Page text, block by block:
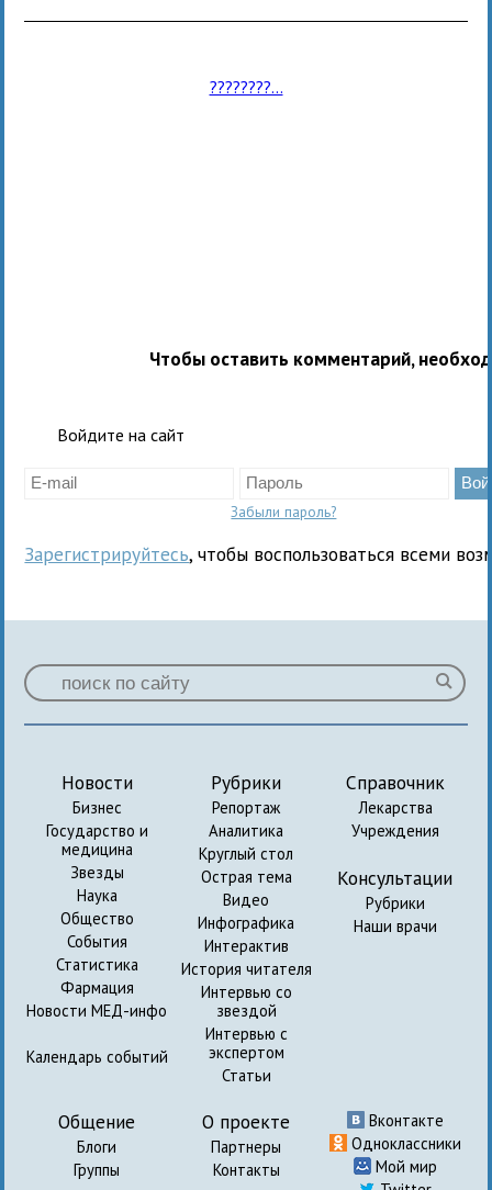
????????...
Чтобы оставить комментарий,
Войдите на сайт
Забыли пароль?
Зарегистрируйтесь, чтобы воспользоваться всеми
Новости
Бизнес
Государство и
медицина
Звезды
Наука
Общество
События
Статистика
Фармация
Новости МЕД-инфо
Календарь событий
Рубрики
Репортаж
Аналитика
Круглый стол
Острая тема
Видео
Инфографика
Интерактив
История читателя
Интервью со
звездой
Интервью с
экспертом
Статьи
Справочник
Лекарства
Учреждения
Консультации
Рубрики
Наши врачи
Общение
Блоги
Группы
О проекте
Партнеры
Контакты
Вконтакте
Одноклассники
Мой мир